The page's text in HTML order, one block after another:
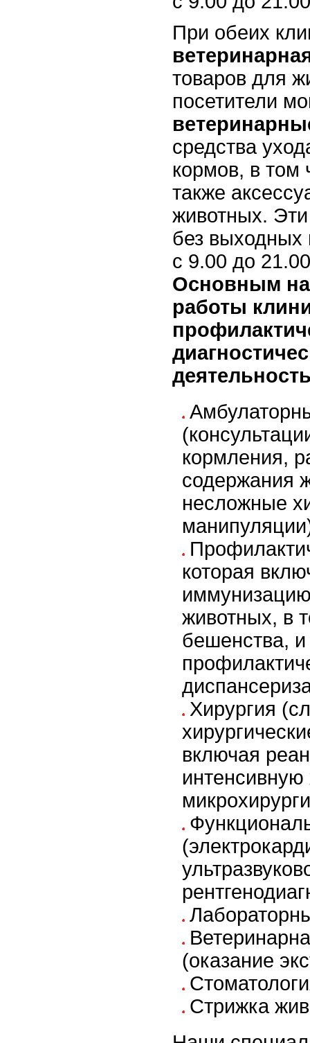
При обеих
товаров для
посетители
средства
кормов, в том
также
животных.
без выходных
с 9.00 до
Основным
работы
кормления,
содержания
несложные
которая
животных, в
бешенства,
Хирургия
включая
(оказание
Стрижка